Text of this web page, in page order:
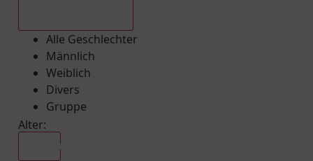
Alle Geschlechter
Männlich
Weiblich
Divers
Gruppe
Alter: